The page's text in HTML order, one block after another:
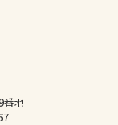
番地